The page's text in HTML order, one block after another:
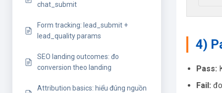
chat_submit
Form tracking: lead_submit +
lead_quality params
SEO landing outcomes: đo
conversion theo landing
Attribution basics: hiểu đúng nguồn
4)
Pass:
Fail: